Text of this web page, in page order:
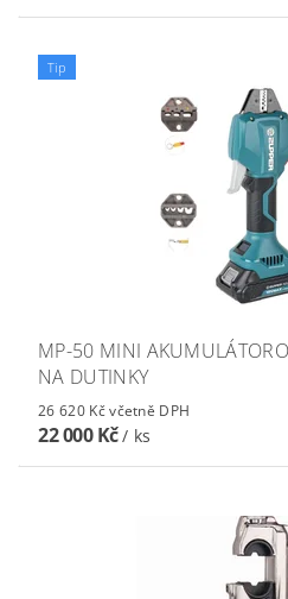
Tip
MP-50 MINI
NA DUTINKY
26 620 Kč včetně DPH
22 000 Kč/ ks